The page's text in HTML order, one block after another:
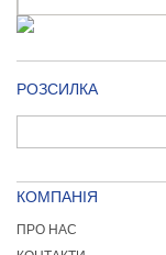
РОЗСИЛКА
КОМПАНІЯ
ПРО НАС